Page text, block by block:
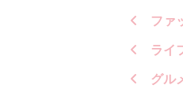
ファ
ライ
グル